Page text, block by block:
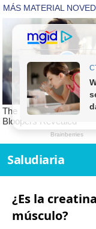
Saludiaria
¿Es la
músculo?